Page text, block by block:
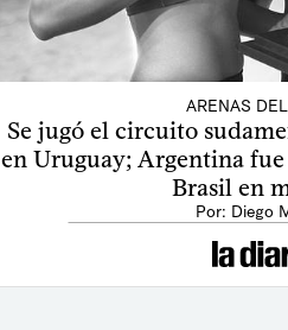
ARENAS
Se jugó el circuito
en Uruguay; Argentina
Brasil en
Por: Diego